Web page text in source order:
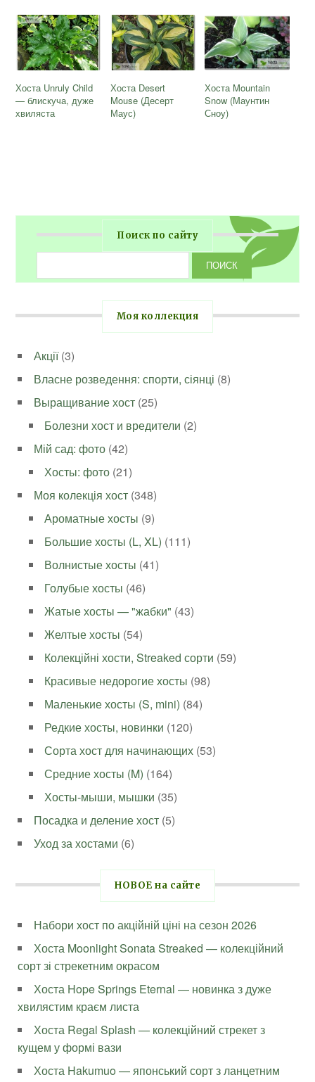
Хоста Unruly Child
— блискуча, дуже
хвиляста
Хоста Desert
Mouse (Десерт
Маус)
Хоста Mountain
Snow (Маунтин
Сноу)
Поиск по сайту
Моя коллекция
Акції(3)
Власне розведення: спорти, сіянці (8)
Выращивание хост (25)
Болезни хост и вредители (2)
Мій сад: фото (42)
Хосты: фото (21)
Моя колекція хост (348)
Ароматные хосты (9)
Большие хосты (L, XL) (111)
Волнистые хосты (41)
Голубые хосты (46)
Жатые хосты — "жабки" (43)
Желтые хосты (54)
Колекційні хости, Streaked сорти (59)
Красивые недорогие хосты (98)
Маленькие хосты (S, mini) (84)
Редкие хосты, новинки (120)
Сорта хост для начинающих (53)
Средние хосты (M) (164)
Хосты-мыши, мышки (35)
Посадка и деление хост (5)
Уход за хостами (6)
НОВОЕ на сайте
Набори хост по акційній ціні на сезон 2026
Хоста Moonlight Sonata Streaked — колекційний
сорт зі стрекетним окрасом
Хоста Hope Springs Eternal — новинка з дуже
хвилястим краєм листа
Хоста Regal Splash — колекційний стрекет з
кущем у формі вази
Хоста Hakumuo — японський сорт з ланцетним